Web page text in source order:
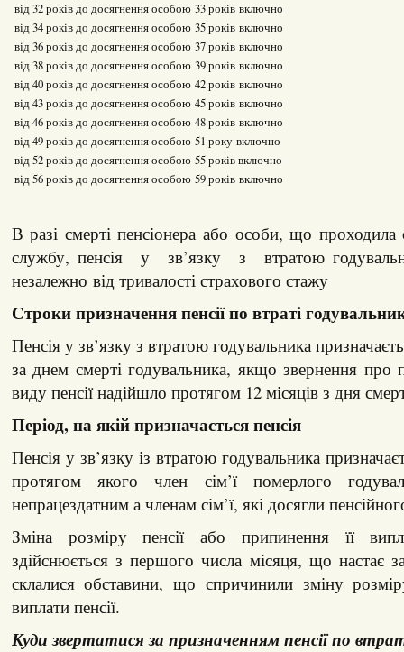
від 32 років до досягнення особою 33 років включно
від 34 років до досягнення особою 35 років включно
від 36 років до досягнення особою 37 років включно
від 38 років до досягнення особою 39 років включно
від 40 років до досягнення особою 42 років включно
від 43 років до досягнення особою 45 років включно
від 46 років до досягнення особою 48 років включно
від 49 років до досягнення особою 51 року включно
від 52 років до досягнення особою 55 років включно
від 56 років до досягнення особою 59 років включно
В разі смерті пенсіонера або особи, що проходила
службу, пенсія у зв’язку з втратою
незалежно від тривалості страхового стажу
Строки призначення пенсії по втраті
Пенсія у зв’язку з втратою годувальника
за днем смерті годувальника, якщо звернення про
виду пенсії надійшло протягом 12 місяців з дня
Період, на якій призначається пенсія
Пенсія у зв’язку із втратою годувальника
протягом якого член сім’ї померлого
непрацездатним а членам сім’ї, які досягли
Зміна розміру пенсії або припинення її
здійснюється з першого числа місяця, що настає
склалися обставини, що спричинили зміну
виплати пенсії.
Куди звертатися за призначенням пенсії по